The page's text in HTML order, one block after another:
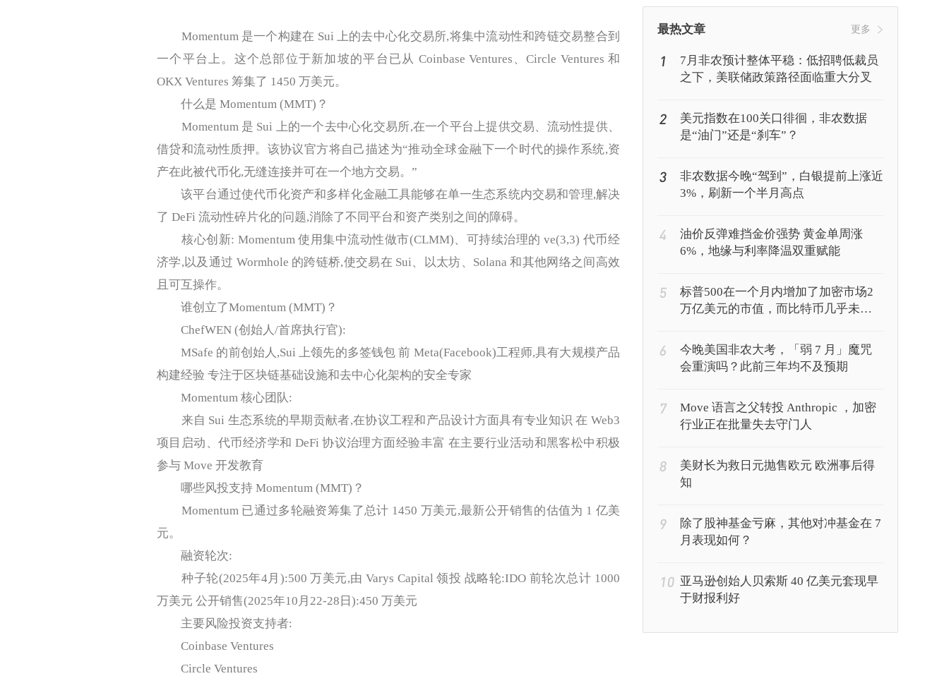
Momentum 是一个构建在 Sui 上的去中心化交易所,将集中流动性和跨链交易整合到
一个平台上。这个总部位于新加坡的平台已从 Coinbase Ventures、Circle Ventures 和
OKX Ventures 筹集了 1450 万美元。
什么是 Momentum (MMT)？
Momentum 是 Sui 上的一个去中心化交易所,在一个平台上提供交易、流动性提供、
借贷和流动性质押。该协议官方将自己描述为“推动全球金融下一个时代的操作系统,资
产在此被代币化,无缝连接并可在一个地方交易。”
该平台通过使代币化资产和多样化金融工具能够在单一生态系统内交易和管理,解决
了 DeFi 流动性碎片化的问题,消除了不同平台和资产类别之间的障碍。
核心创新: Momentum 使用集中流动性做市(CLMM)、可持续治理的 ve(3,3) 代币经
济学,以及通过 Wormhole 的跨链桥,使交易在 Sui、以太坊、Solana 和其他网络之间高效
且可互操作。
谁创立了Momentum (MMT)？
ChefWEN (创始人/首席执行官):
MSafe 的前创始人,Sui 上领先的多签钱包 前 Meta(Facebook)工程师,具有大规模产品
构建经验 专注于区块链基础设施和去中心化架构的安全专家
Momentum 核心团队:
来自 Sui 生态系统的早期贡献者,在协议工程和产品设计方面具有专业知识 在 Web3
项目启动、代币经济学和 DeFi 协议治理方面经验丰富 在主要行业活动和黑客松中积极
参与 Move 开发教育
哪些风投支持 Momentum (MMT)？
Momentum 已通过多轮融资筹集了总计 1450 万美元,最新公开销售的估值为 1 亿美
元。
融资轮次:
种子轮(2025年4月):500 万美元,由 Varys Capital 领投 战略轮:IDO 前轮次总计 1000
万美元 公开销售(2025年10月22-28日):450 万美元
主要风险投资支持者:
Coinbase Ventures
Circle Ventures
最热文章 更多
1
7月非农预计整体平稳：低招聘低裁员
之下，美联储政策路径面临重大分叉
2
美元指数在100关口徘徊，非农数据
是“油门”还是“刹车”？
3
非农数据今晚“驾到”，白银提前上涨近
3%，刷新一个半月高点
4
油价反弹难挡金价强势 黄金单周涨
6%，地缘与利率降温双重赋能
5
标普500在一个月内增加了加密市场2
万亿美元的市值，而比特币几乎未有
6
今晚美国非农大考，「弱 7 月」魔咒
会重演吗？此前三年均不及预期
7
Move 语言之父转投 Anthropic ，加密
行业正在批量失去守门人
8
美财长为救日元抛售欧元 欧洲事后得
知
9
除了股神基金亏麻，其他对冲基金在 7
月表现如何？
10 亚马逊创始人贝索斯 40 亿美元套现早
于财报利好